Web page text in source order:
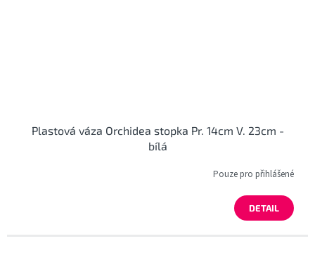
Plastová váza Orchidea stopka Pr. 14cm V. 23cm -
bílá
Pouze pro přihlášené
DETAIL